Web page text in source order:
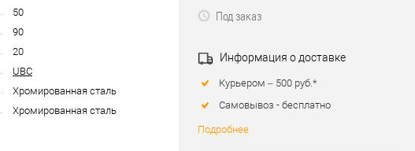
50
90
20
UBC
Хромированная сталь
Хромированная сталь
Под заказ
Информация о доставке
Курьером – 500 руб.*
Самовывоз - бесплатно
Подробнее